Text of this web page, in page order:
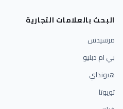
البحث بالعلامات التجارية
مرسيدس
بي ام دبليو
هيونداي
تويوتا